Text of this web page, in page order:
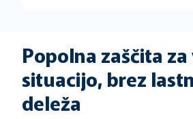
Popolna zaščita
situacijo, brez
deleža